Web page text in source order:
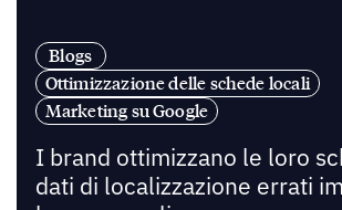
Blogs
Ottimizzazione delle schede locali
Marketing su Google
I brand ottimizzano le loro
dati di localizzazione errati